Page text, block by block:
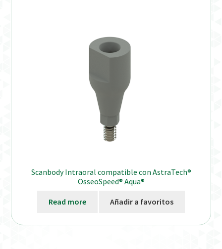
Scanbody Intraoral compatible con AstraTech®
OsseoSpeed® Aqua®
Read more Añadir a favoritos